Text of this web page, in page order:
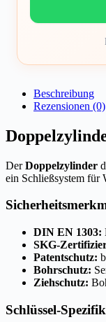
Beschreibung
Rezensionen (0)
DerDoppelzylinder
ein Schließsystem für
DIN EN 1303:
SKG-
Patentschutz:
Bohrschutz:
Ziehschutz:
Schlüssel-